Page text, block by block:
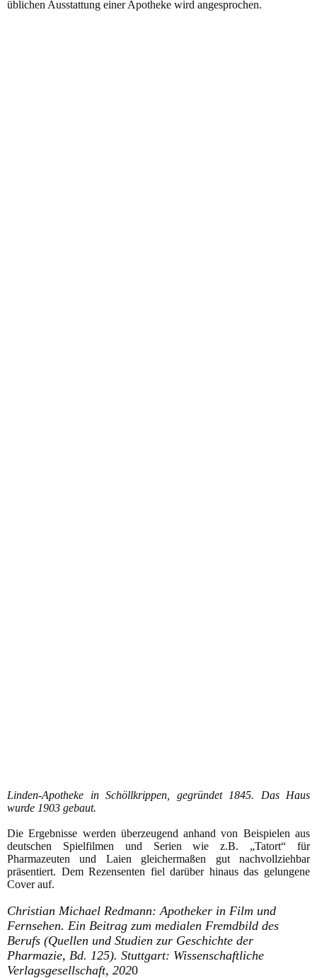
üblichen Ausstattung einer Apotheke wird angesprochen.
Linden-Apotheke in Schöllkrippen, gegründet 1845. Das Haus
wurde 1903 gebaut.
Die Ergebnisse werden überzeugend anhand von Beispielen aus
deutschen Spielfilmen und Serien wie z.B. „Tatort“ für
Pharmazeuten und Laien gleichermaßen gut nachvollziehbar
präsentiert. Dem Rezensenten fiel darüber hinaus das gelungene
Cover auf.
Christian Michael Redmann: Apotheker in Film und
Fernsehen. Ein Beitrag zum medialen Fremdbild des
Berufs (Quellen und Studien zur Geschichte der
Pharmazie, Bd. 125). Stuttgart: Wissenschaftliche
Verlagsgesellschaft, 2020